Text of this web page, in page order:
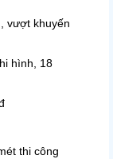
vượt khuyến
hình, 18
thi công